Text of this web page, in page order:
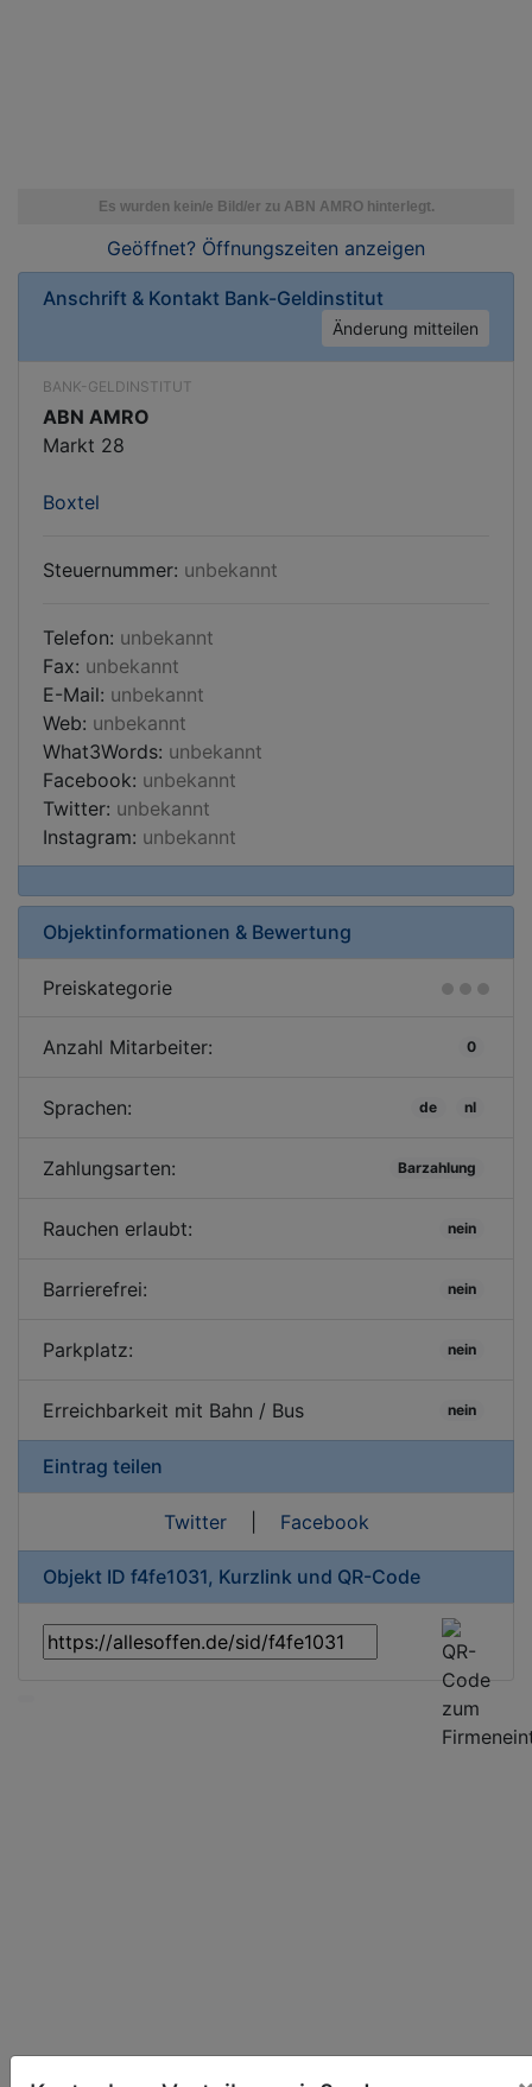
Geöffnet? Öffnungszeiten anzeigen
Anschrift & Kontakt Bank-Geldinstitut
Änderung mitteilen
BANK-GELDINSTITUT
ABN AMRO
Markt 28
Boxtel
Steuernummer: unbekannt
Telefon: unbekannt
Fax: unbekannt
E-Mail: unbekannt
Web: unbekannt
What3Words: unbekannt
Facebook: unbekannt
Twitter: unbekannt
Instagram: unbekannt
Objektinformationen & Bewertung
Preiskategorie
Anzahl Mitarbeiter: 0
Sprachen: de nl
Zahlungsarten: Barzahlung
Rauchen erlaubt: nein
Barrierefrei: nein
Parkplatz: nein
Erreichbarkeit mit Bahn / Bus nein
Eintrag teilen
Twitter| Facebook
Objekt ID f4fe1031, Kurzlink und QR-Code